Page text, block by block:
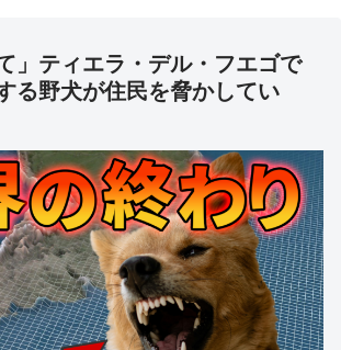
」ティエラ・デル・フエゴで
る野犬が住民を脅かしてい